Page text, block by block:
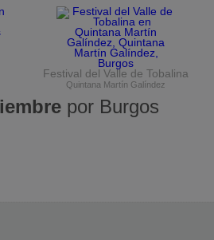
Festival del Valle de Tobalina
Quintana Martín Galíndez
por Burgos